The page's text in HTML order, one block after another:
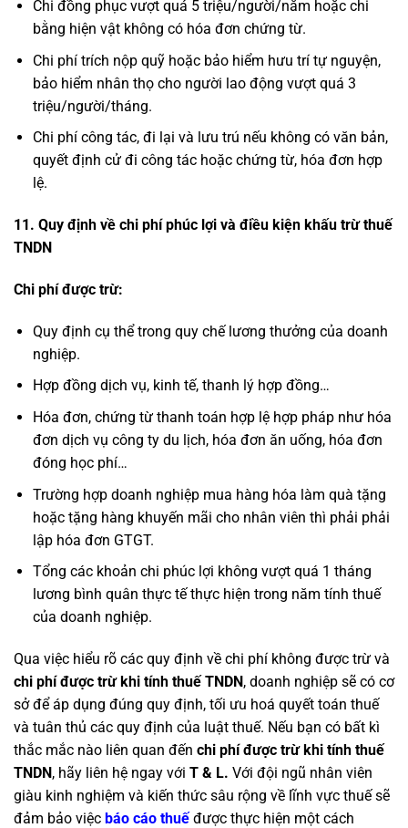
Chi đồng phục vượt quá 5 triệu/người/năm hoặc chi
bằng hiện vật không có hóa đơn chứng từ.
Chi phí trích nộp quỹ hoặc bảo hiểm hưu trí tự nguyện,
bảo hiểm nhân thọ cho người lao động vượt quá 3
triệu/người/tháng.
Chi phí công tác, đi lại và lưu trú nếu không có văn bản,
quyết định cử đi công tác hoặc chứng từ, hóa đơn hợp
lệ.
11. Quy định về chi phí phúc lợi và điều kiện khấu trừ thuế
TNDN
Chi phí được trừ:
Quy định cụ thể trong quy chế lương thưởng của doanh
nghiệp.
Hợp đồng dịch vụ, kinh tế, thanh lý hợp đồng…
Hóa đơn, chứng từ thanh toán hợp lệ hợp pháp như hóa
đơn dịch vụ công ty du lịch, hóa đơn ăn uống, hóa đơn
đóng học phí…
Trường hợp doanh nghiệp mua hàng hóa làm quà tặng
hoặc tặng hàng khuyến mãi cho nhân viên thì phải phải
lập hóa đơn GTGT.
Tổng các khoản chi phúc lợi không vượt quá 1 tháng
lương bình quân thực tế thực hiện trong năm tính thuế
của doanh nghiệp.
Qua việc hiểu rõ các quy định về chi phí không được trừ và
chi phí được trừ khi tính thuế TNDN, doanh nghiệp sẽ có cơ
sở để áp dụng đúng quy định, tối ưu hoá quyết toán thuế
và tuân thủ các quy định của luật thuế. Nếu bạn có bất kì
thắc mắc nào liên quan đến chi phí được trừ khi tính thuế
TNDN, hãy liên hệ ngay với T & L. Với đội ngũ nhân viên
giàu kinh nghiệm và kiến thức sâu rộng về lĩnh vực thuế sẽ
đảm bảo việc báo cáo thuếđược thực hiện một cách